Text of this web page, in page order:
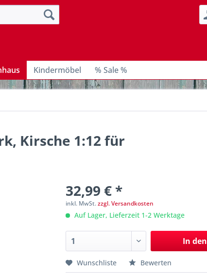
Kindermöbel % Sale %
Kirsche 1:12 für
32,99 € *
inkl. MwSt.zzgl. Versandkosten
Auf Lager, Lieferzeit 1-2 Werktage
In den
Wunschliste Bewerten